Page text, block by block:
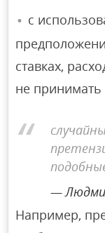
с
ставках,
не
Например,